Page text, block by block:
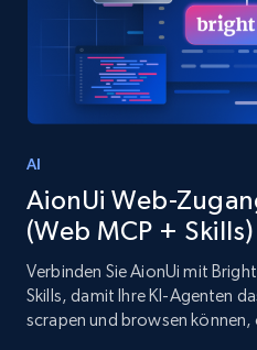
AI
AionUi Web-
(Web MCP + Skills)
Verbinden Sie AionUi mit
Skills, damit Ihre KI-Agenten
scrapen und browsen